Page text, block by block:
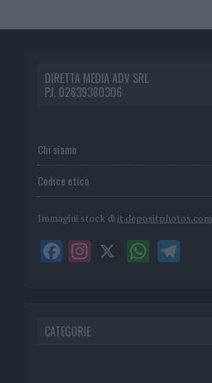
DIRETTA MEDIA ADV SRL
P.I. 02839380306
Chi siamo
Codice etico
Immagini stock di it.depositphotos.com
CATEGORIE